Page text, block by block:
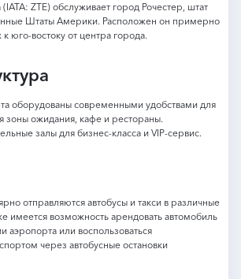
ZTE) обслуживает город Рочестер, штат
Штаты Америки. Расположен он примерно
юго-востоку от центра города.
оборудованы современными удобствами для
зоны ожидания, кафе и рестораны.
залы для бизнес-класса и VIP-сервис.
отправляются автобусы и такси в различные
имеется возможность арендовать автомобиль
аэропорта или воспользоваться
через автобусные остановки